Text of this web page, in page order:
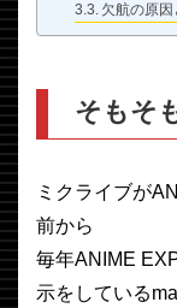
欠航の原因
そもそ
ミクライブが
前から
毎年ANIME
示をしている